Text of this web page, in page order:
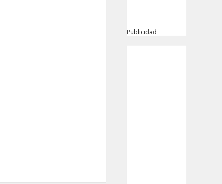
Publicidad